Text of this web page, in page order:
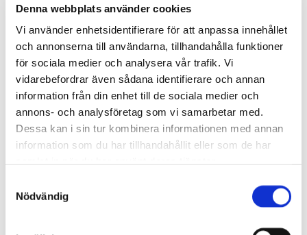
Denna webbplats använder cookies
Vi använder enhetsidentifierare för att anpassa innehållet
och annonserna till användarna, tillhandahålla funktioner
för sociala medier och analysera vår trafik. Vi
vidarebefordrar även sådana identifierare och annan
information från din enhet till de sociala medier och
annons- och analysföretag som vi samarbetar med.
Dessa kan i sin tur kombinera informationen med annan
information som du har tillhandahållit eller som de har
Nödvändig
▲ Dölj filter
< / 9 >
BAS P/U - Byggarbetsmiljösamordnare (2
dagar)
2026-08-10